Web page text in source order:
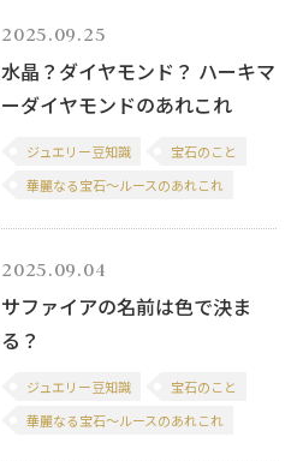
2025.09.25
水晶？ダイヤモンド？ ハーキマ
ーダイヤモンドのあれこれ
ジュエリー豆知識
宝石のこと
華麗なる宝石～ルースのあれこれ
2025.09.04
サファイアの名前は色で決ま
る？
ジュエリー豆知識
宝石のこと
華麗なる宝石～ルースのあれこれ